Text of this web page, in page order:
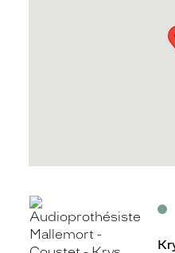
Voir
la
fiche